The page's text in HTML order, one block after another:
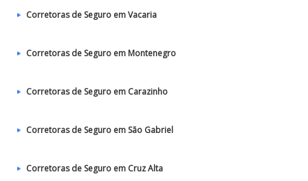
Corretoras de Seguro em Vacaria
Corretoras de Seguro em Montenegro
Corretoras de Seguro em Carazinho
Corretoras de Seguro em São Gabriel
Corretoras de Seguro em Cruz Alta